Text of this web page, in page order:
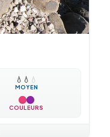
💧 💧 💧
MOYEN
COULEURS